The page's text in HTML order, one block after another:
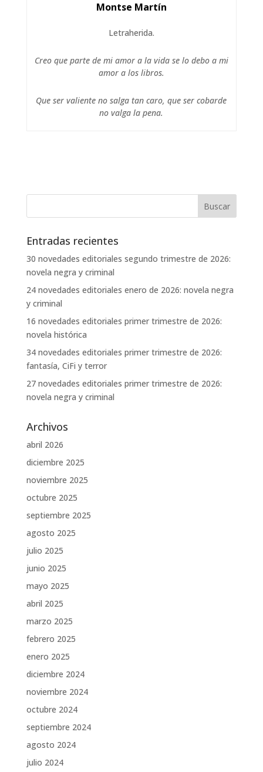
Montse Martín
Letraherida.
Creo que parte de mi amor a la vida se lo debo a mi
amor a los libros.
Que ser valiente no salga tan caro, que ser cobarde
no valga la pena.
Entradas recientes
30 novedades editoriales segundo trimestre de 2026:
novela negra y criminal
24 novedades editoriales enero de 2026: novela negra
y criminal
16 novedades editoriales primer trimestre de 2026:
novela histórica
34 novedades editoriales primer trimestre de 2026:
fantasía, CiFi y terror
27 novedades editoriales primer trimestre de 2026:
novela negra y criminal
Archivos
abril 2026
diciembre 2025
noviembre 2025
octubre 2025
septiembre 2025
agosto 2025
julio 2025
junio 2025
mayo 2025
abril 2025
marzo 2025
febrero 2025
enero 2025
diciembre 2024
noviembre 2024
octubre 2024
septiembre 2024
agosto 2024
julio 2024